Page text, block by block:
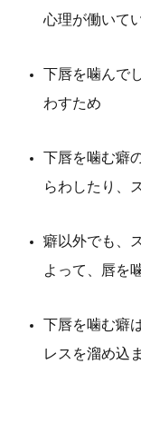
心理が働いて
下唇を噛んで
わすため
下唇を噛む癖
らわしたり、
癖以外でも、
よって、唇を
下唇を噛む癖
レスを溜め込